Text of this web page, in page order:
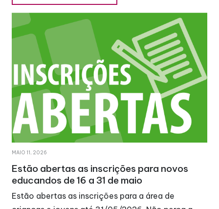
MAIO 11, 2026
Estão abertas as inscrições para novos
educandos de 16 a 31 de maio
Estão abertas as inscrições para a área de